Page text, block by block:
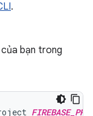
.
bạn trong